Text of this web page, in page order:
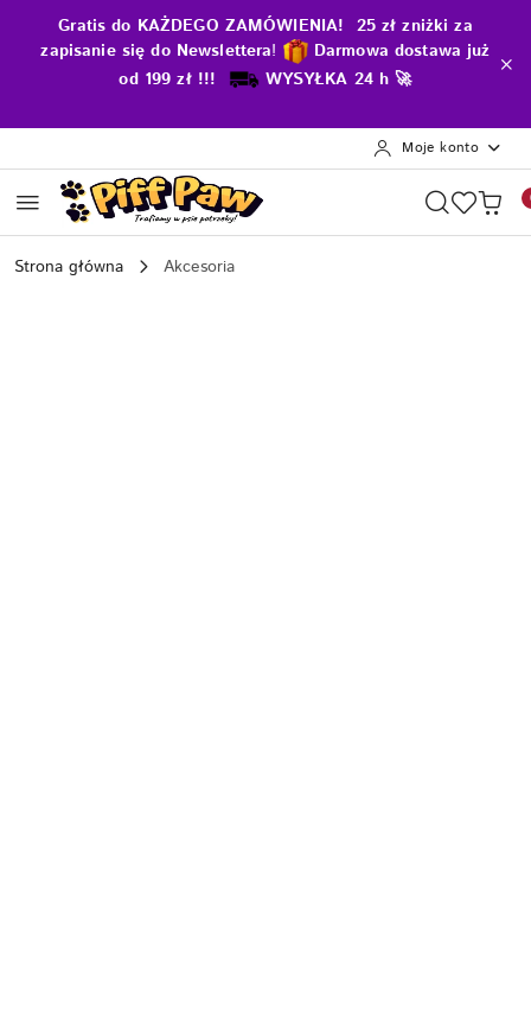
Przejdź do treści głównej
Przejdź do wyszukiwarki
Przejdź do moje konto
Przejdź do menu głównego
Przejdź do opisu produktu
Przejdź do stopki
Gratis do KAŻDEGO ZAMÓWIENIA! 25 zł zniżki za
zapisanie się do Newslettera! Darmowa dostawa już
od 199 zł !!!
WYSYŁKA 24 h 🚀
Moje konto
Strona główna Akcesoria